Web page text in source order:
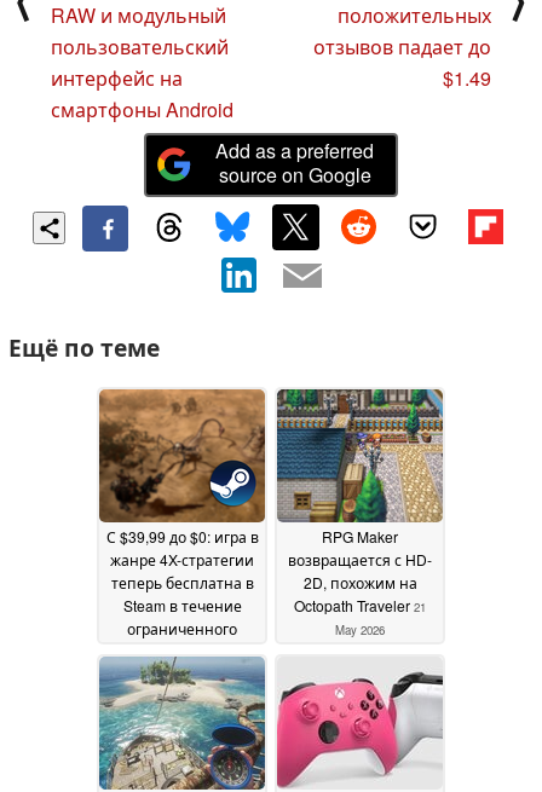
RAW и модульный
пользовательский
интерфейс на
смартфоны Android
положительных
отзывов падает до
$1.49
Add as a preferred
source on Google
Ещё по теме
С $39,99 до $0: игра в
жанре 4X-стратегии
теперь бесплатна в
Steam в течение
ограниченного
времени22 May 2026
RPG Maker
возвращается с HD-
2D, похожим на
Octopath Traveler 21
May 2026